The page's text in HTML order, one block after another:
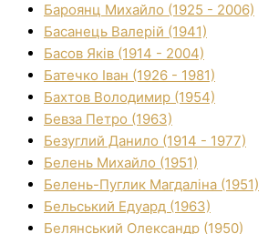
Бароянц Михайло (1925 - 2006)
Басанець Валерій (1941)
Басов Яків (1914 - 2004)
Батечко Іван (1926 - 1981)
Бахтов Володимир (1954)
Бевза Петро (1963)
Безуглий Данило (1914 - 1977)
Белень Михайло (1951)
Белень-Пуглик Магдаліна (1951)
Бельський Едуард (1963)
Белянський Олександр (1950)